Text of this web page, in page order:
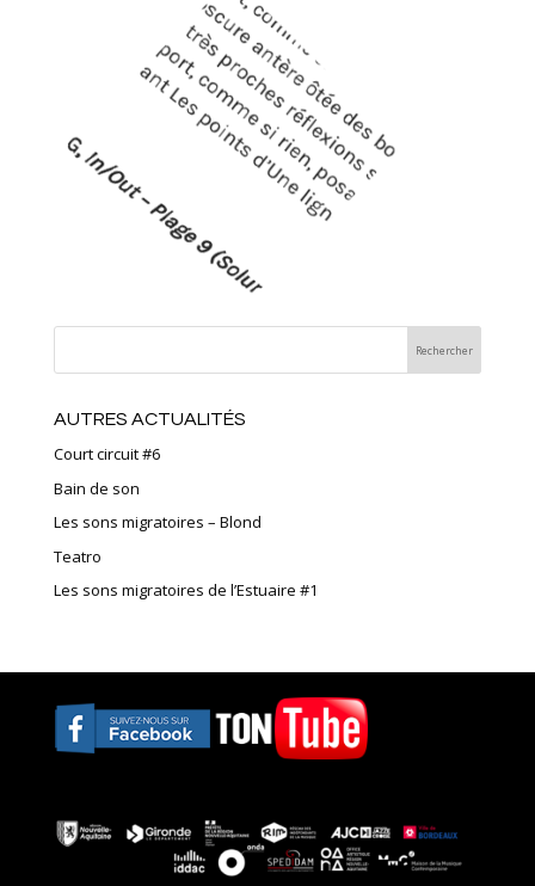
AUTRES ACTUALITÉS
Court circuit #6
Bain de son
Les sons migratoires – Blond
Teatro
Les sons migratoires de l’Estuaire #1